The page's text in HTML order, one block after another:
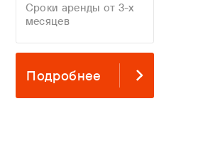
Сроки аренды от 3-х
месяцев
Подробнее